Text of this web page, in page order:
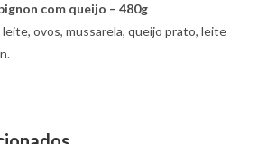
com queijo – 480g
ovos, mussarela, queijo prato, leite